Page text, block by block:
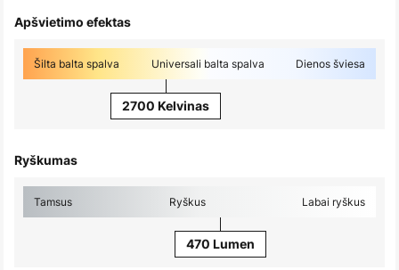
Apšvietimo efektas
Šilta balta spalva Universali balta spalva Dienos šviesa
2700 Kelvinas
Ryškumas
Tamsus Ryškus Labai ryškus
470 Lumen